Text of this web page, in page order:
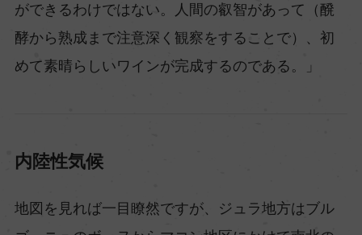
ができるわけではない。人間の叡智があって（醗
酵から熟成まで注意深く観察をすることで）、初
めて素晴らしいワインが完成するのである。」
内陸性気候
地図を見れば一目瞭然ですが、ジュラ地方はブル